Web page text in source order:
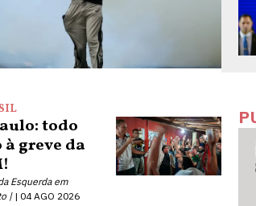
todo
greve da
Esquerda em
|
04 AGO 2026